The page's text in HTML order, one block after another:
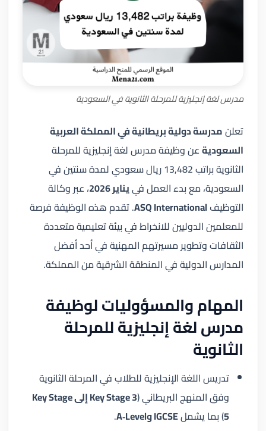
مدرس لغة إنجليزية للمرحلة الثانوية في السعودية
تعلنمدرسة دولية بريطانية في المملكة العربية
السعوديةعن وظيفة مدرس لغة إنجليزية للمرحلة
الثانوية براتب 13,482 ريال سعودي لمدة سنتين في
السعودية، مع بدء العمل فييناير 2026
، عبر وكالة
التوظيفASQ International. تقدم هذه الوظيفة فرصة
للمعلمين الدوليين للانخراط في بيئة تعليمية متعددة
الثقافات وتطوير مسيرتهم المهنية في أحد أفضل
المدارس الدولية في المنطقة الشرقية من المملكة.
المهام والمسؤوليات لوظيفة
مدرس لغة إنجليزية للمرحلة
الثانوية
تدريس اللغة الإنجليزية للطلاب في المرحلة الثانوية
وفق المنهج البريطاني (
Key Stage 3 إلى Key Stage
5) بما يشملIGCSE وA‑Level
.